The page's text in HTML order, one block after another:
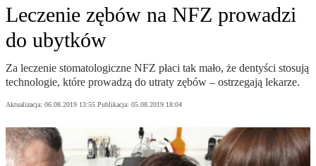
Leczenie zębów na NFZ prowadzi
do ubytków
Za leczenie stomatologiczne NFZ płaci tak mało, że dentyści stosują
technologie, które prowadzą do utraty zębów – ostrzegają lekarze.
Aktualizacja: 06.08.2019 13:55 Publikacja: 05.08.2019 18:04